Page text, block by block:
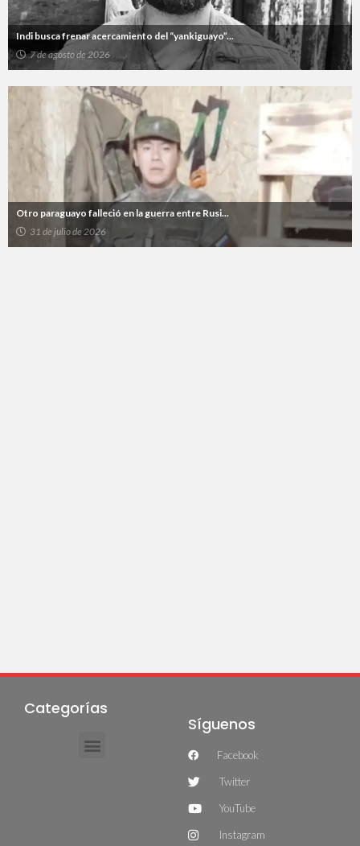
Indi busca frenar acercamiento del “yankiguayo”...
7 de agosto de 2026
Otro paraguayo falleció en la guerra entre Rusi...
31 de julio de 2026
Categorías
Síguenos
Facebook
Twitter
YouTube
Instagram